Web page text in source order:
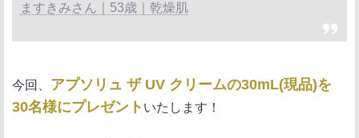
ますきみさん｜53歳｜乾燥肌
今回、 アプソリュ ザ UV クリームの30mL(現品)を
30名様にプレゼント いたします！